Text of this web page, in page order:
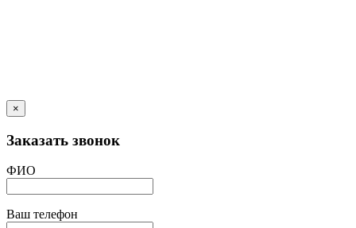
×
Заказать звонок
ФИО
Ваш телефон